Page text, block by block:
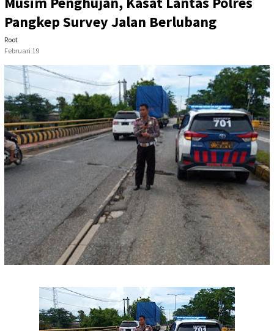
Pangkep Survey Jalan Berlubang
Root
Februari 19